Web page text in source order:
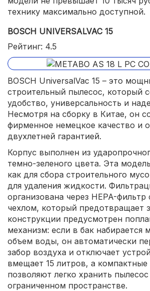
технику максимально доступной.
BOSCH UNIVERSALVAC 15
Рейтинг: 4.5
BOSCH UniversalVac 15 – это
строительный пылесос, который
удобство, универсальность и
Несмотря на сборку в Китае, он
фирменное немецкое качество и
двухлетней гарантией.
Корпус выполнен из
темно-зеленого цвета. Эта
как для сбора строительного
для удаления жидкости.
организована через HEPA-
чехлом, который предотвращает
конструкции предусмотрен
механизм: если в бак набирается
объем воды, он автоматически
забор воздуха и отключает
вмещает 15 литров, а компактные
позволяют легко хранить
ограниченном пространстве.